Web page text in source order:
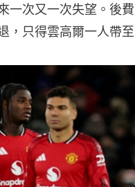
一次又一次失望。後
，只得雲高爾一人帶